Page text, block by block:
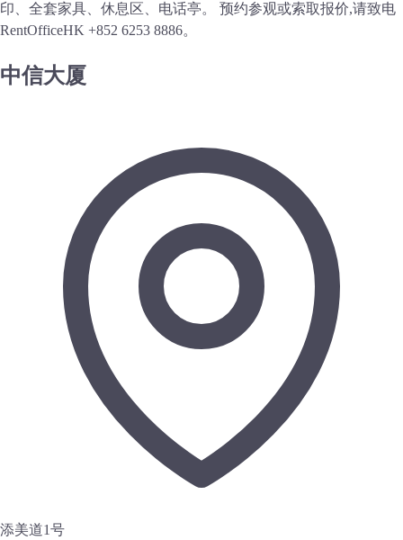
印、全套家具、休息区、电话亭。 预约参观或索取报价,请致电
RentOfficeHK +852 6253 8886。
中信大厦
添美道1号